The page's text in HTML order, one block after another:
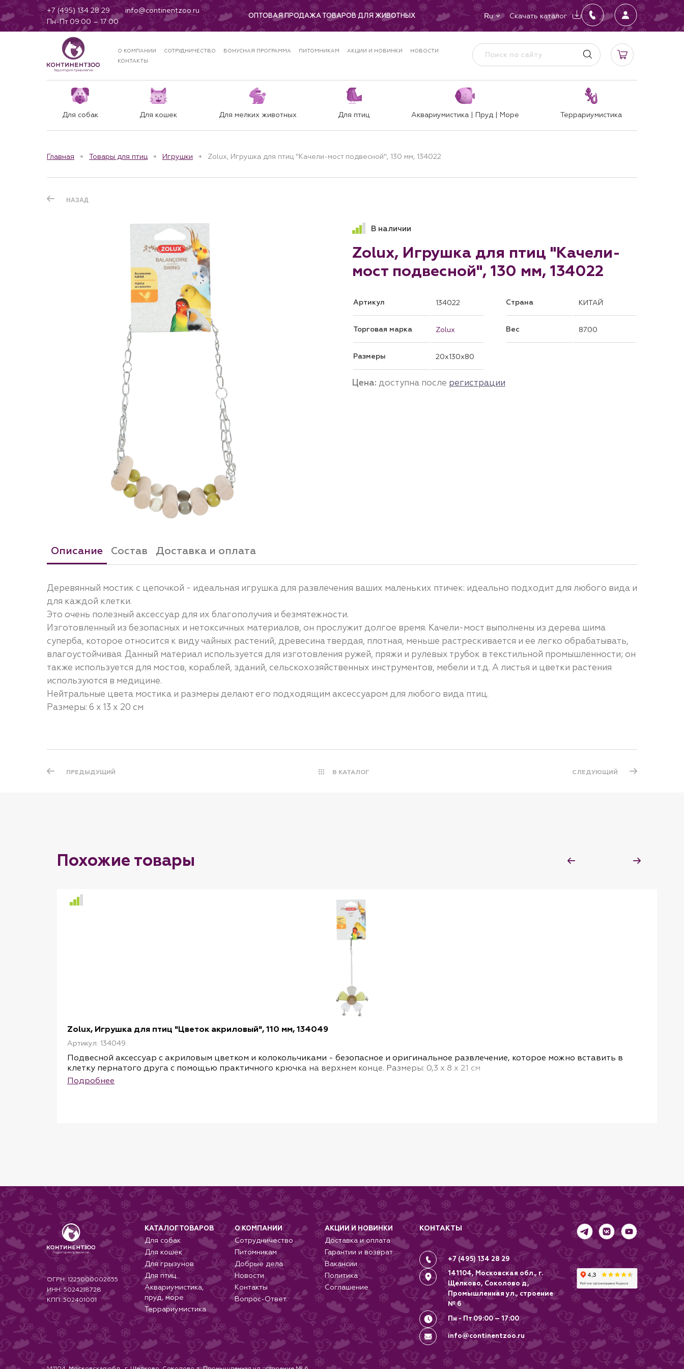
+7 (495) 134 28 29
info@continentzoo.ru
Пн-Пт 09:00 – 17:00
ОПТОВАЯ ПРОДАЖА ТОВАРОВ ДЛЯ ЖИВОТНЫХ Ru Скачать каталог
О КОМПАНИИ СОТРУДНИЧЕСТВО БОНУСНАЯ ПРОГРАММА ПИТОМНИКАМ АКЦИИ И НОВИНКИ
НОВОСТИ
КОНТАКТЫ
Для собак Для кошек Для мелких животных Для птиц Аквариумистика | Пруд | Море Террариумистика
Главная Товары для птиц Игрушки Zolux, Игрушка для птиц "Качели-мост подвесной", 130 мм, 134022
НАЗАД
В наличии
Zolux, Игрушка для птиц "Качели-
мост подвесной", 130 мм, 134022
Артикул 134022
Торговая марка Zolux
Размеры 20x130x80
Страна КИТАЙ
Вес 87.00
Цена: доступна после регистрации
Описание Состав Доставка и оплата
Деревянный мостик с цепочкой - идеальная игрушка для развлечения ваших маленьких птичек: идеально подходит для любого вида и
для каждой клетки.
Это очень полезный аксессуар для их благополучия и безмятежности.
Изготовленный из безопасных и нетоксичных материалов, он прослужит долгое время. Качели-мост выполнены из дерева шима
суперба, которое относится к виду чайных растений, древесина твердая, плотная, меньше растрескивается и ее легко обрабатывать,
влагоустойчивая. Данный материал используется для изготовления ружей, пряжи и рулевых трубок в текстильной промышленности; он
также используется для мостов, кораблей, зданий, сельскохозяйственных инструментов, мебели и т.д. А листья и цветки растения
используются в медицине.
Нейтральные цвета мостика и размеры делают его подходящим аксессуаром для любого вида птиц.
Размеры: 6 х 13 х 20 см
ПРЕДЫДУЩИЙ В КАТАЛОГ СЛЕДУЮЩИЙ
Похожие товары
Zolux, Игрушка для птиц "Цветок акриловый", 110 мм, 134049
Артикул: 134049
Подвесной аксессуар с акриловым цветком и колокольчиками - безопасное и оригинальное развлечение, которое можно вставить в
клетку пернатого друга с помощью практичного крючка на верхнем конце. Размеры: 0,3 х 8 х 21 см
Подробнее
ОГРН: 1225000002655
ИНН: 5024218728
КПП: 502401001
КАТАЛОГ ТОВАРОВ
Для собак
Для кошек
Для грызунов
Для птиц
Аквариумистика,
пруд, море
Террариумистика
О КОМПАНИИ
Сотрудничество
Питомникам
Добрые дела
Новости
Контакты
Вопрос-Ответ
АКЦИИ И НОВИНКИ
Доставка и оплата
Гарантии и возврат
Вакансии
Политика
Соглашение
КОНТАКТЫ
+7 (495) 134 28 29
141104, Московская обл., г.
Щелково, Соколово д,
Промышленная ул., строение
№ 6
Пн - Пт 09:00 – 17:00
info@continentzoo.ru